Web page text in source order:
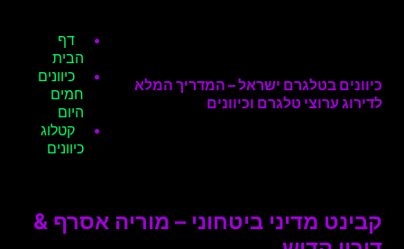
כיוונים בטלגרם ישראל – המדריך המלא
לדירוג ערוצי טלגרם וכיוונים
דף
הבית
כיוונים
חמים
היום
קטלוג
כיוונים
קבינט מדיני ביטחוני – מוריה אסרף &